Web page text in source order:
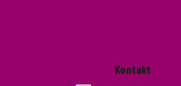
Kontakt